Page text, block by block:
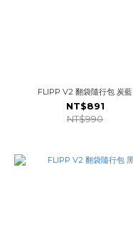
FLIPP V2 翻袋隨行包 炭藍
NT$891
NT$990